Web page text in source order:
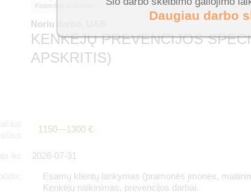
Klaipėdoje ieškomas:
Noriu darbo, UAB
KENKĖJŲ PREVENCIJOS
APSKRITIS)
1150―1300 €
2026-07-31
Esamų klientų lankymas (pramonės įmonės,
Kenkėjų naikinimas, prevencijos darbai.
Daugiau darbo